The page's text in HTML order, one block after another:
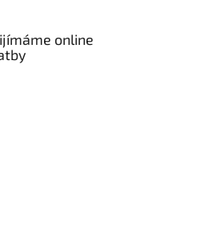
online